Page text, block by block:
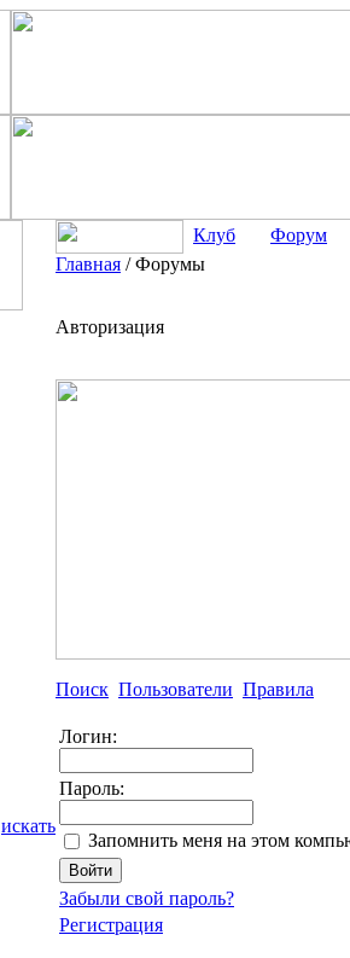
искать
Клуб
Форум
Главная /Форумы
Авторизация
Поиск Пользователи Правила
Логин:
Пароль:
Запомнить меня на этом
Забыли свой пароль?
Регистрация